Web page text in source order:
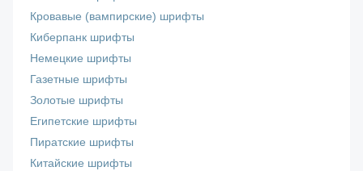
Кровавые (вампирские) шрифты
Киберпанк шрифты
Немецкие шрифты
Газетные шрифты
Золотые шрифты
Египетские шрифты
Пиратские шрифты
Китайские шрифты